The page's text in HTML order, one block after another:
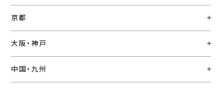
京都
大阪・神戸
中国・九州